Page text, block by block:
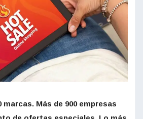
marcas. Más de 900 empresas